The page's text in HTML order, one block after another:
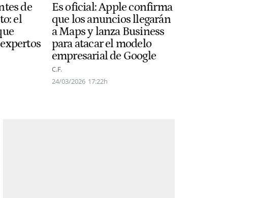
de
el
Es oficial: Apple confirma
que los anuncios llegarán
a Maps y lanza Business
para atacar el modelo
empresarial de Google
C.F.
24/03/2026 17:22h